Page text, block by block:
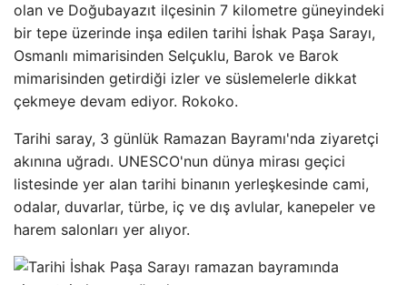
olan ve Doğubayazıt ilçesinin 7 kilometre güneyindeki
bir tepe üzerinde inşa edilen tarihi İshak Paşa Sarayı,
Osmanlı mimarisinden Selçuklu, Barok ve Barok
mimarisinden getirdiği izler ve süslemelerle dikkat
çekmeye devam ediyor. Rokoko.
Tarihi saray, 3 günlük Ramazan Bayramı'nda ziyaretçi
akınına uğradı. UNESCO'nun dünya mirası geçici
listesinde yer alan tarihi binanın yerleşkesinde cami,
odalar, duvarlar, türbe, iç ve dış avlular, kanepeler ve
harem salonları yer alıyor.